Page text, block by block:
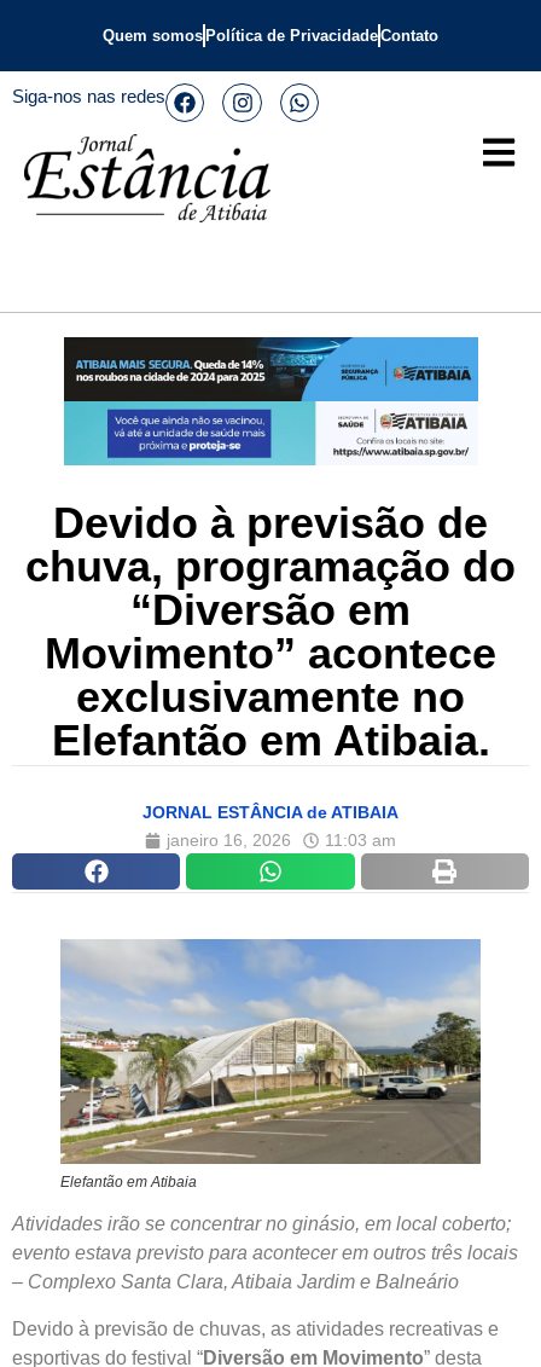
Quem somos Política de PrivacidadeContato
Siga-nos nas redes
Devido à previsão de
chuva, programação do
“Diversão em
Movimento” acontece
exclusivamente no
Elefantão em Atibaia.
JORNAL ESTÂNCIA de ATIBAIA
janeiro 16, 2026
11:03 am
Elefantão em Atibaia
Atividades irão se concentrar no ginásio, em local coberto;
evento estava previsto para acontecer em outros três locais
– Complexo Santa Clara, Atibaia Jardim e Balneário
Devido à previsão de chuvas, as atividades recreativas e
esportivas do festival “Diversão em Movimento” desta